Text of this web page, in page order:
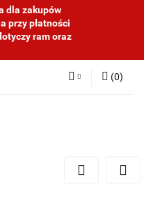
dla zakupów
przy płatności
ram oraz
(0)